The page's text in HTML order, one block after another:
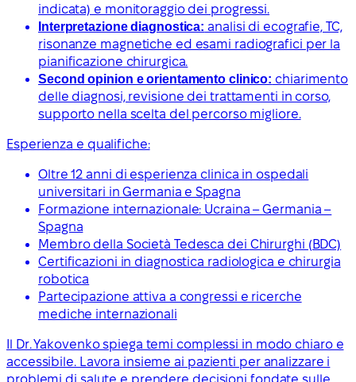
indicata) e monitoraggio dei progressi.
Interpretazione diagnostica: analisi di ecografie, TC,
risonanze magnetiche ed esami radiografici per la
pianificazione chirurgica.
Second opinion e orientamento clinico: chiarimento
delle diagnosi, revisione dei trattamenti in corso,
supporto nella scelta del percorso migliore.
Esperienza e qualifiche:
Oltre 12 anni di esperienza clinica in ospedali
universitari in Germania e Spagna
Formazione internazionale: Ucraina – Germania –
Spagna
Membro della Società Tedesca dei Chirurghi (BDC)
Certificazioni in diagnostica radiologica e chirurgia
robotica
Partecipazione attiva a congressi e ricerche
mediche internazionali
Il Dr. Yakovenko spiega temi complessi in modo chiaro e
accessibile. Lavora insieme ai pazienti per analizzare i